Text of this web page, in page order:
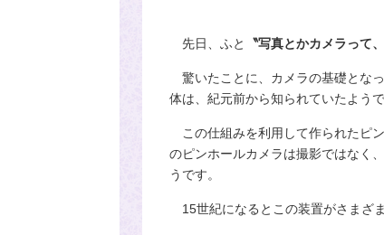
先日、ふと 〝写真とかカメラって
驚いたことに、カメラの基礎とな
体は、紀元前から知られていたようで
この仕組みを利用して作られたピ
のピンホールカメラは撮影ではなく
うです。
15世紀になるとこの装置がさまざま